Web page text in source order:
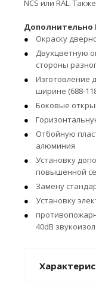
NCS или RAL.
Дополнительно
Окраску
Двухцветную
стороны
Изготовление
ширине (688-
Боковые
Отбойную
алюминия
Установку
повышенной
Замену
Установку
40dB